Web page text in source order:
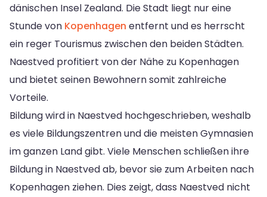
dänischen Insel Zealand. Die Stadt liegt nur eine
Stunde von Kopenhagen entfernt und es herrscht
ein reger Tourismus zwischen den beiden Städten.
Naestved profitiert von der Nähe zu Kopenhagen
und bietet seinen Bewohnern somit zahlreiche
Vorteile.
Bildung wird in Naestved hochgeschrieben, weshalb
es viele Bildungszentren und die meisten Gymnasien
im ganzen Land gibt. Viele Menschen schließen ihre
Bildung in Naestved ab, bevor sie zum Arbeiten nach
Kopenhagen ziehen. Dies zeigt, dass Naestved nicht